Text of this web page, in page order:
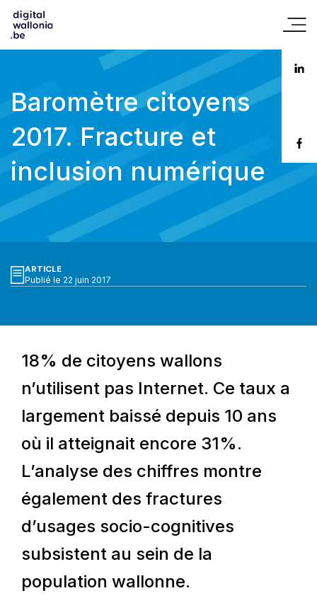
Baromètre citoyens
2017. Fracture et
inclusion numérique
ARTICLE
Publié le 22 juin 2017
18% de citoyens wallons
n’utilisent pas Internet. Ce taux a
largement baissé depuis 10 ans
où il atteignait encore 31%.
L’analyse des chiffres montre
également des fractures
d’usages socio-cognitives
subsistent au sein de la
population wallonne.